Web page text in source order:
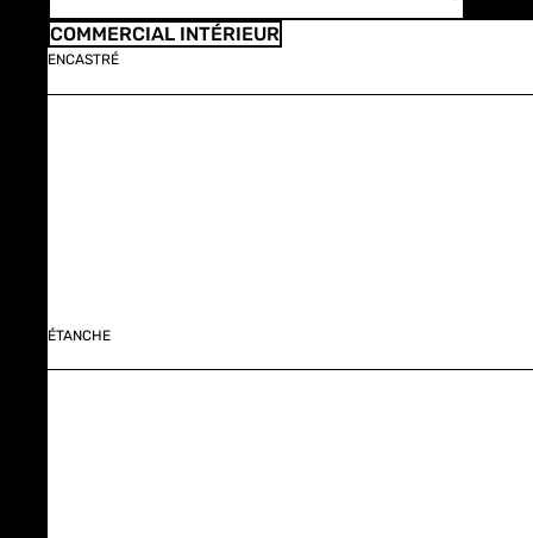
COMMERCIAL INTÉRIEUR
ENCASTRÉ
ÉTANCHE